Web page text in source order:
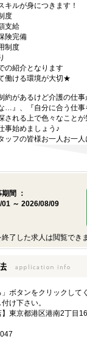
キルが身につきます！
度
支給
険完備
制度
の紹介となります
働ける環境が大切★
制約があるけど介護の
…』、『自分に合う仕事
される上で色々なこと
事始めましょう♪
ッフの皆様お一人お一
間 ：
～ 2026/08/09
了した求人は閲覧でき
」ボタンをクリックし
け下さい。
】東京都港区港南2丁目